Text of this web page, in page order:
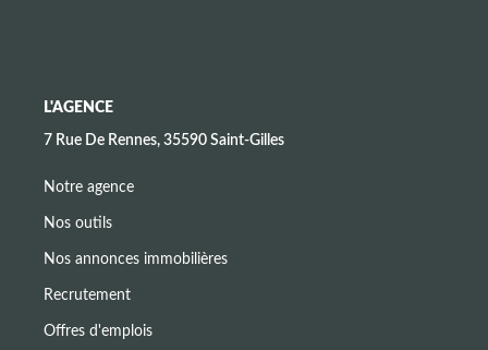
L'AGENCE
7 Rue De Rennes, 35590 Saint-Gilles
Notre agence
Nos outils
Nos annonces immobilières
Recrutement
Offres d'emplois